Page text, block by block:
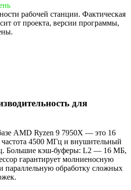
рабочей станции. Фактическая
от проекта, версии программы,
для
AMD Ryzen 9 7950X — это 16
частота 4500 МГц и внушительный
Большие кэш‑буферы: L2 — 16 МБ,
гарантирует молниеносную
параллельную обработку сложных